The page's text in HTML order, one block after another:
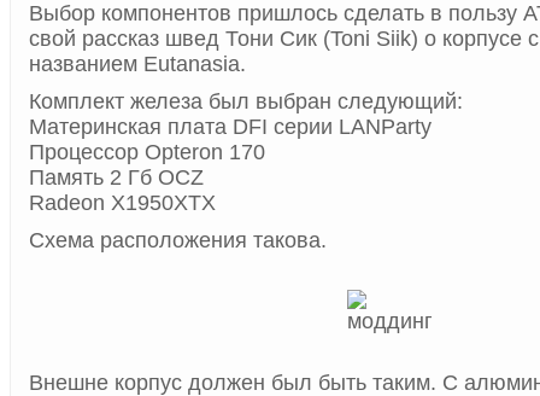
Выбор компонентов пришлось сделать в пользу
свой рассказ швед Тони Сик (Toni Siik) о корпусе
названием Eutanasia.
Комплект железа был выбран следующий:
Материнская плата DFI серии LANParty
Процессор Opteron 170
Память 2 Гб OCZ
Radeon X1950XTX
Схема расположения такова.
Внешне корпус должен был быть таким. С